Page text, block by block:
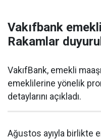
Vakıfbank
Rakamlar
VakıfBank, emekli
emeklilerine yönelik
detaylarını açıkladı.
Ağustos ayıyla birlikte